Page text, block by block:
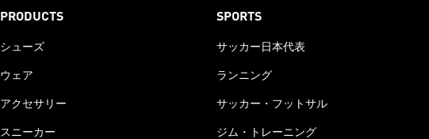
PRODUCTS
シューズ
ウェア
アクセサリー
スニーカー
SPORTS
サッカー日本代表
ランニング
サッカー・フットサル
ジム・トレーニング